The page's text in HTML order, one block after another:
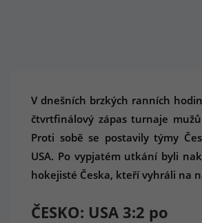
V dnešních brzkých ranních
čtvrtfinálový zápas turnaje
Proti sobě se postavily týmy
USA. Po vypjatém utkání byli
hokejisté Česka, kteří vyhráli na
ČESKO: USA 3:2 po